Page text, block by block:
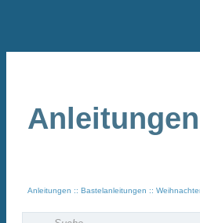
Anleitungen
Anleitungen Bastelanleitungen